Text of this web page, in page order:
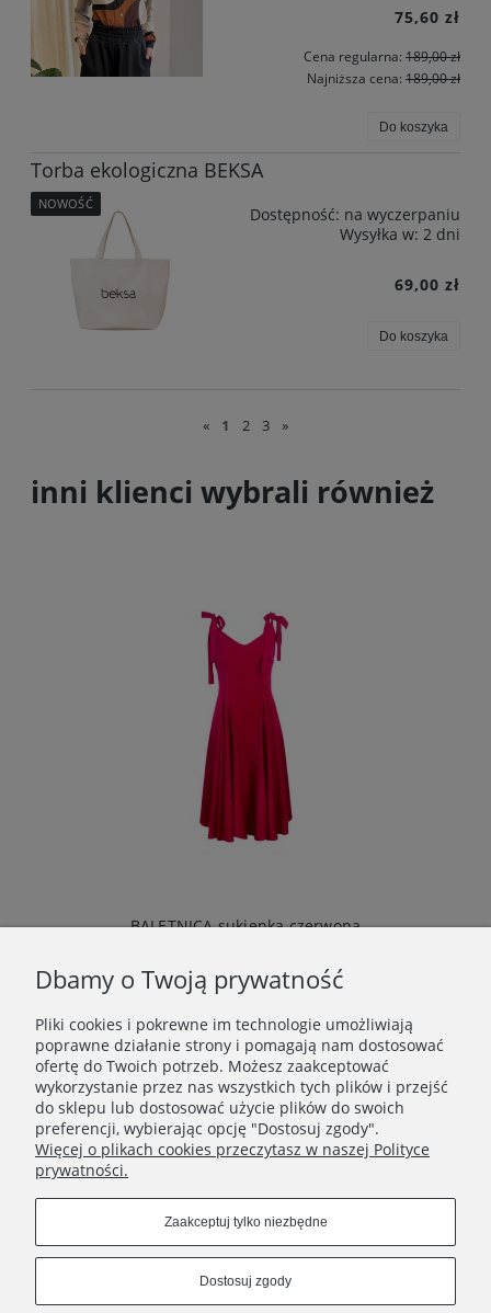
75,60 zł
Cena regularna: 189,00 zł
Najniższa cena: 189,00 zł
Do koszyka
Torba ekologiczna BEKSA
Dostępność: na wyczerpaniu
Wysyłka w: 2 dni
69,00 zł
Do koszyka
NOWOŚĆ
« 1 2 3 »
inni klienci wybrali również
BALETNICA sukienka czerwona
Do koszyka
POMOC I INFORMACJE
INFORMACJE O ZAMÓWIENIU
Dbamy o Twoją prywatność
Pliki cookies i pokrewne im technologie umożliwiają
poprawne działanie strony i pomagają nam dostosować
ofertę do Twoich potrzeb. Możesz zaakceptować
wykorzystanie przez nas wszystkich tych plików i przejść
do sklepu lub dostosować użycie plików do swoich
preferencji, wybierając opcję "Dostosuj zgody".
Więcej o plikach cookies przeczytasz w naszej Polityce
prywatności.
Zaakceptuj tylko niezbędne
Dostosuj zgody